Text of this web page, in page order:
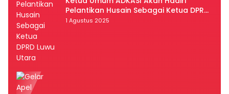
Pelantikan Husain Sebagai Ketua DPRD
Luwu Utara
1 Agustus 2025